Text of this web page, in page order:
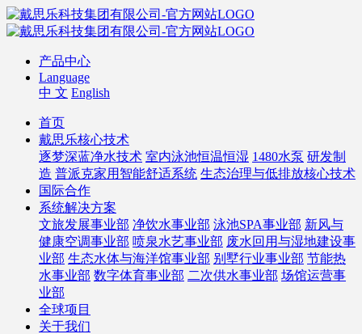
产品中心
Language
中 文 English
首页
戴思乐核心技术
逐梦深蓝净水技术 室内泳池恒温恒湿 1480水泵 研发制
造 普派克家用智能舒适系统 生态治理与低排放核心技术
国际合作
系统解决方案
文旅发展事业部 净饮水事业部 泳池SPA事业部 新风与
健康空调事业部 喷泉水艺事业部 废水回用与湿地建设事
业部 生态水体与海洋馆事业部 别墅行业事业部 节能热
水事业部 数字体育事业部 二次供水事业部 场馆运营事
业部
全球项目
关于我们